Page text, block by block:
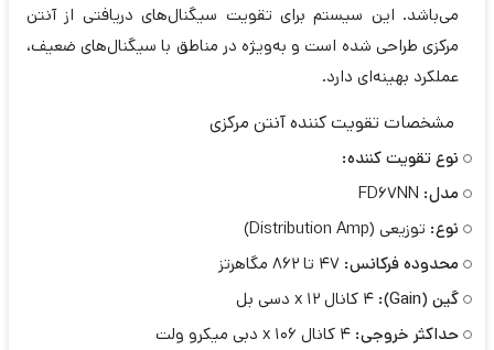
می‌باشد. این سیستم برای تقویت سیگنال‌های دریافتی از آنتن
مرکزی طراحی شده است و به‌ویژه در مناطق با سیگنال‌های ضعیف،
عملکرد بهینه‌ای دارد.
مشخصات تقویت کننده آنتن مرکزی
نوع تقویت کننده:
مدل:
نوع: توزیعی (Distribution Amp)
محدوده فرکانس:
گین (Gain):
حداکثر خروجی: